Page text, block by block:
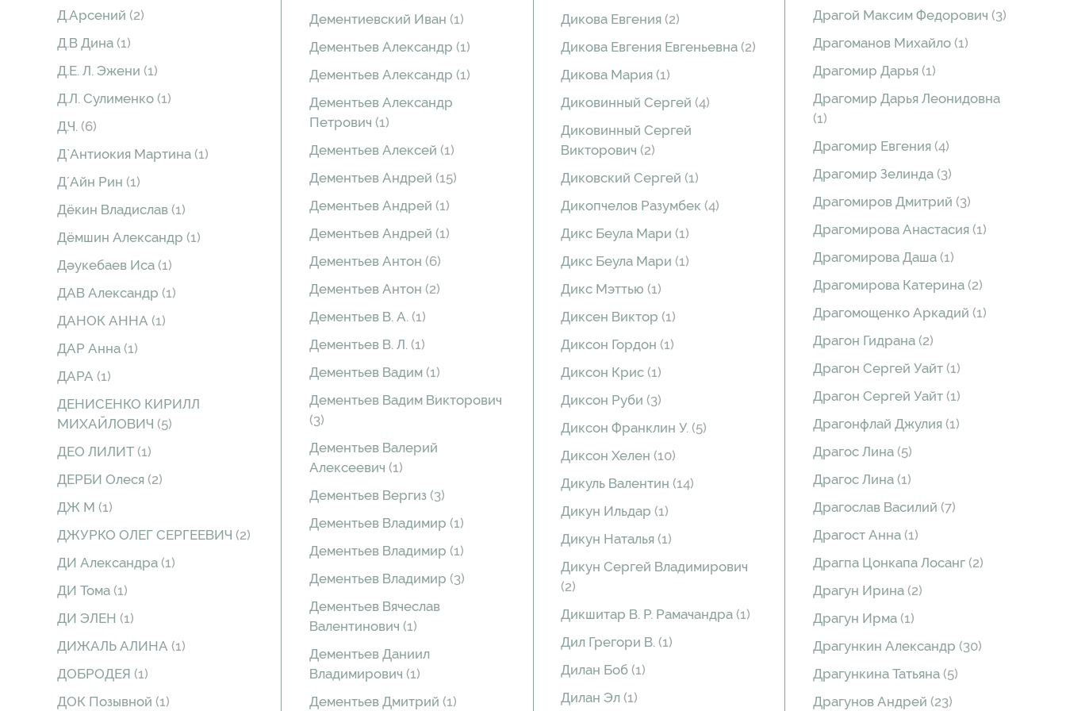
Д.Арсений (2)
Д.В Дина (1)
Д.Е. Л. Эжени (1)
Д.Л. Сулименко (1)
Д.Ч. (6)
Д`Антиокия Мартина (1)
Д´Айн Рин (1)
Дëкин Владислав (1)
Дëмшин Александр (1)
Дəукебаев Иса (1)
ДАВ Александр (1)
ДАНОК АННА (1)
ДАР Анна (1)
ДАРА (1)
ДЕНИСЕНКО КИРИЛЛ
МИХАЙЛОВИЧ (5)
ДЕО ЛИЛИТ (1)
ДЕРБИ Олеся (2)
ДЖ М (1)
ДЖУРКО ОЛЕГ СЕРГЕЕВИЧ (2)
ДИ Александра (1)
ДИ Тома (1)
ДИ ЭЛЕН (1)
ДИЖАЛЬ АЛИНА (1)
ДОБРОДЕЯ (1)
ДОК Позывной (1)
Дементиевский Иван (1)
Дементьев Александр (1)
Дементьев Александр (1)
Дементьев Александр
Петрович (1)
Дементьев Алексей (1)
Дементьев Андрей (15)
Дементьев Андрей (1)
Дементьев Андрей (1)
Дементьев Антон (6)
Дементьев Антон (2)
Дементьев В. А. (1)
Дементьев В. Л. (1)
Дементьев Вадим (1)
Дементьев Вадим Викторович
(3)
Дементьев Валерий
Алексеевич (1)
Дементьев Вергиз (3)
Дементьев Владимир (1)
Дементьев Владимир (1)
Дементьев Владимир (3)
Дементьев Вячеслав
Валентинович (1)
Дементьев Даниил
Владимирович (1)
Дементьев Дмитрий (1)
Дикова Евгения (2)
Дикова Евгения Евгеньевна (2)
Дикова Мария (1)
Диковинный Сергей (4)
Диковинный Сергей
Викторович (2)
Диковский Сергей (1)
Дикопчелов Разумбек (4)
Дикс Беула Мари (1)
Дикс Беула Мари (1)
Дикс Мэттью (1)
Диксен Виктор (1)
Диксон Гордон (1)
Диксон Крис (1)
Диксон Руби (3)
Диксон Франклин У. (5)
Диксон Хелен (10)
Дикуль Валентин (14)
Дикун Ильдар (1)
Дикун Наталья (1)
Дикун Сергей Владимирович
(2)
Дикшитар В. Р. Рамачандра (1)
Дил Грегори В. (1)
Дилан Боб (1)
Дилан Эл (1)
Драгой Максим Федорович (3)
Драгоманов Михайло (1)
Драгомир Дарья (1)
Драгомир Дарья Леонидовна
(1)
Драгомир Евгения (4)
Драгомир Зелинда (3)
Драгомиров Дмитрий (3)
Драгомирова Анастасия (1)
Драгомирова Даша (1)
Драгомирова Катерина (2)
Драгомощенко Аркадий (1)
Драгон Гидрана (2)
Драгон Сергей Уайт (1)
Драгон Сергей Уайт (1)
Драгонфлай Джулия (1)
Драгос Лина (5)
Драгос Лина (1)
Драгослав Василий (7)
Драгост Анна (1)
Драгпа Цонкапа Лосанг (2)
Драгун Ирина (2)
Драгун Ирма (1)
Драгункин Александр (30)
Драгункина Татьяна (5)
Драгунов Андрей (23)